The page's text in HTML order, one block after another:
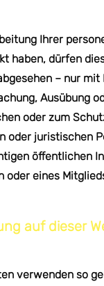
Ihrer
haben, dürfen
– nur
Ausübung
oder zum
oder juristischen
öffentlichen
oder eines
auf dieser
verwenden so